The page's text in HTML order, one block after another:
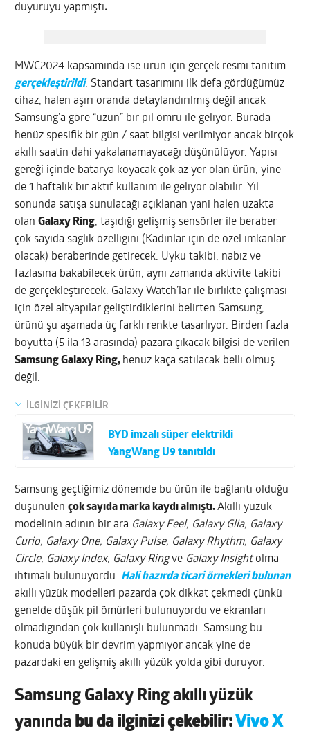
duyuruyu yapmıştı.
MWC2024 kapsamında ise ürün için gerçek resmi tanıtım
gerçekleştirildi. Standart tasarımını ilk defa gördüğümüz
cihaz, halen aşırı oranda detaylandırılmış değil ancak
Samsung’a göre “uzun” bir pil ömrü ile geliyor. Burada
henüz spesifik bir gün / saat bilgisi verilmiyor ancak birçok
akıllı saatin dahi yakalanamayacağı düşünülüyor. Yapısı
gereği içinde batarya koyacak çok az yer olan ürün, yine
de 1 haftalık bir aktif kullanım ile geliyor olabilir. Yıl
sonunda satışa sunulacağı açıklanan yani halen uzakta
olanGalaxy Ring, taşıdığı gelişmiş sensörler ile beraber
çok sayıda sağlık özelliğini (Kadınlar için de özel imkanlar
olacak) beraberinde getirecek. Uyku takibi, nabız ve
fazlasına bakabilecek ürün, aynı zamanda aktivite takibi
de gerçekleştirecek. Galaxy Watch’lar ile birlikte çalışması
için özel altyapılar geliştirdiklerini belirten Samsung,
ürünü şu aşamada üç farklı renkte tasarlıyor. Birden fazla
boyutta (5 ila 13 arasında) pazara çıkacak bilgisi de verilen
Samsung Galaxy Ring, henüz kaça satılacak belli olmuş
değil.
İLGİNİZİ ÇEKEBİLİR
BYD imzalı süper elektrikli
YangWang U9 tanıtıldı
Samsung geçtiğimiz dönemde bu ürün ile bağlantı olduğu
düşünülençok sayıda marka kaydı almıştı.Akıllı yüzük
modelinin adının bir ara Galaxy Feel, Galaxy Glia, Galaxy
Curio, Galaxy One, Galaxy Pulse, Galaxy Rhythm, Galaxy
Circle, Galaxy Index, Galaxy Ringve Galaxy Insightolma
ihtimali bulunuyordu. Hali hazırda ticari örnekleri bulunan
akıllı yüzük modelleri pazarda çok dikkat çekmedi çünkü
genelde düşük pil ömürleri bulunuyordu ve ekranları
olmadığından çok kullanışlı bulunmadı. Samsung bu
konuda büyük bir devrim yapmıyor ancak yine de
pazardaki en gelişmiş akıllı yüzük yolda gibi duruyor.
Samsung Galaxy Ring akıllı yüzük
yanında bu da ilginizi çekebilir: Vivo X